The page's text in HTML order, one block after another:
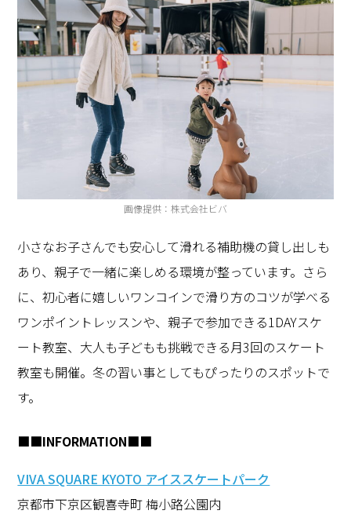
画像提供：株式会社ビバ
小さなお子さんでも安心して滑れる補助機の貸し出しも
あり、親子で一緒に楽しめる環境が整っています。さら
に、初心者に嬉しいワンコインで滑り方のコツが学べる
ワンポイントレッスンや、親子で参加できる1DAYスケ
ート教室、大人も子どもも挑戦できる月3回のスケート
教室も開催。冬の習い事としてもぴったりのスポットで
す。
■■INFORMATION■■
VIVA SQUARE KYOTO アイススケートパーク
京都市下京区観喜寺町 梅小路公園内